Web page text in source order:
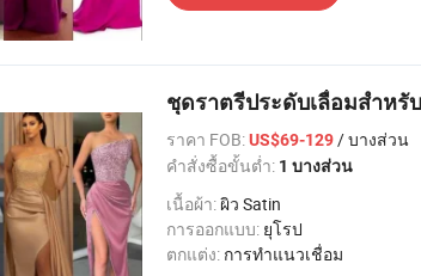
ชุดราตรีประดับเลื่อมสำหรั
ราคา FOB:US$69-129/ บางส่วน
คำสั่งซื้อขั้นต่ำ: 1 บางส่วน
เนื้อผ้า:ผิว Satin
การออกแบบ: ยุโรป
ตกแต่ง: การทำแนวเชื่อม